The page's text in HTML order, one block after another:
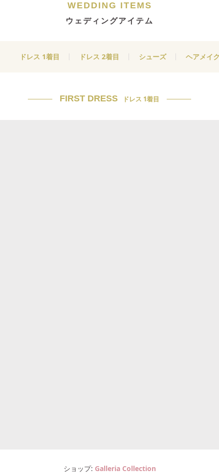
WEDDING ITEMS
ウェディングアイテム
ドレス 1着目 ドレス 2着目 シューズ ヘアメイ
FIRST DRESS ドレス 1着目
ショップ Galleria Collection